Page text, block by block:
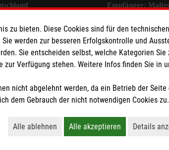
Empfänger:
IBAN:
BIC:
zu bieten. Diese Cookies sind für den
werden zur besseren Erfolgskontrolle und
Sie entscheiden selbst, welche Kategorien
Verfügung stehen. Weitere Infos finden Sie in
nicht abgelehnt werden, da ein Betrieb der
dem Gebrauch der nicht notwendigen Cookies
Alle ablehnen
Lehnt alle nicht-essentiellen Cookies ab
Alle akzeptieren
Akzeptiert alle
Details